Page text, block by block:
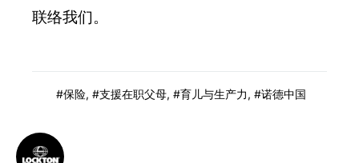
联络我们。
保险, 支援在职父母, 育儿与生产力, 诺德中国